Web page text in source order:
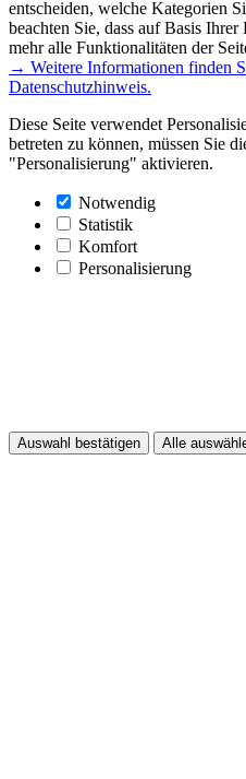
entscheiden, welche Kategorien
beachten Sie, dass auf Basis
mehr alle Funktionalitäten der
→ Weitere Informationen finden
Datenschutzhinweis.
Diese Seite verwendet
betreten zu können, müssen Sie
"Personalisierung" aktivieren.
Notwendig
Statistik
Komfort
Personalisierung
Auswahl bestätigen Alle